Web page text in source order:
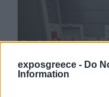
exposgreece - Do
Information